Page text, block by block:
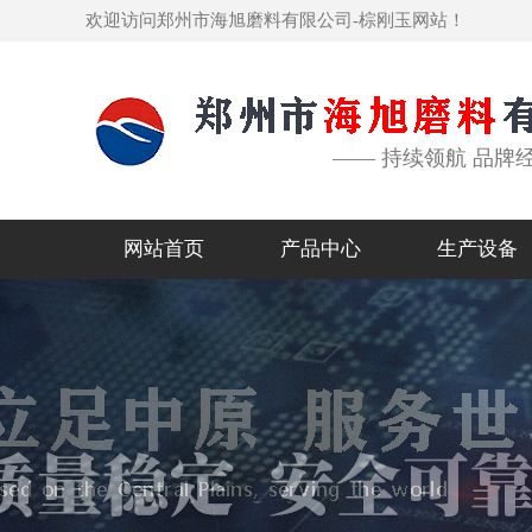
欢迎访问郑州市海旭磨料有限公司-棕刚玉网站！
—— 持续领航 品牌
网站首页 产品中心 生产设备